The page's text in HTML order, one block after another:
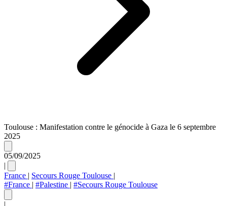
Toulouse : Manifestation contre le génocide à Gaza le 6 septembre
2025
05/09/2025
|
France | Secours Rouge Toulouse |
#France | #Palestine | #Secours Rouge Toulouse
|